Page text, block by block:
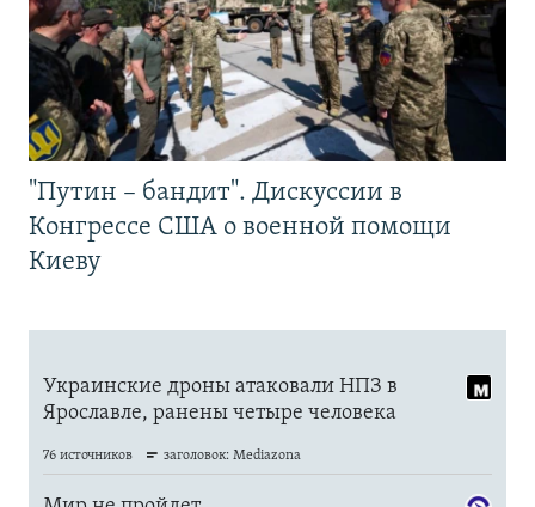
"Путин – бандит". Дискуссии в
Конгрессе США о военной помощи
Киеву